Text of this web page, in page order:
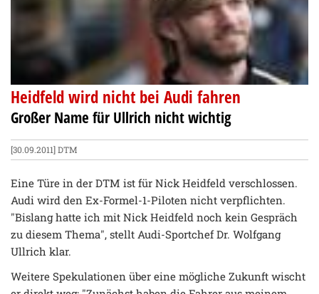
Heidfeld wird nicht bei Audi fahren
Großer Name für Ullrich nicht wichtig
[30.09.2011]DTM
Eine Türe in der DTM ist für Nick Heidfeld verschlossen.
Audi wird den Ex-Formel-1-Piloten nicht verpflichten.
"Bislang hatte ich mit Nick Heidfeld noch kein Gespräch
zu diesem Thema", stellt Audi-Sportchef Dr. Wolfgang
Ullrich klar.
Weitere Spekulationen über eine mögliche Zukunft wischt